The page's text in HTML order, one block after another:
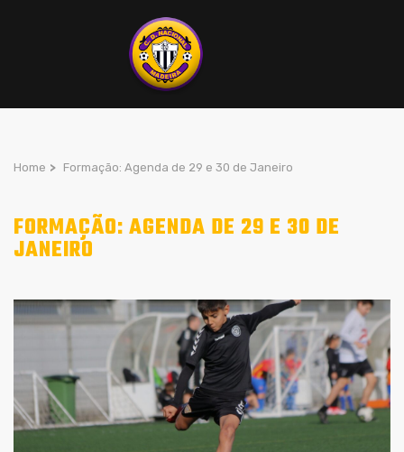
Home > Formação: Agenda de 29 e 30 de Janeiro
FORMAÇÃO: AGENDA DE 29 E 30 DE
JANEIRO